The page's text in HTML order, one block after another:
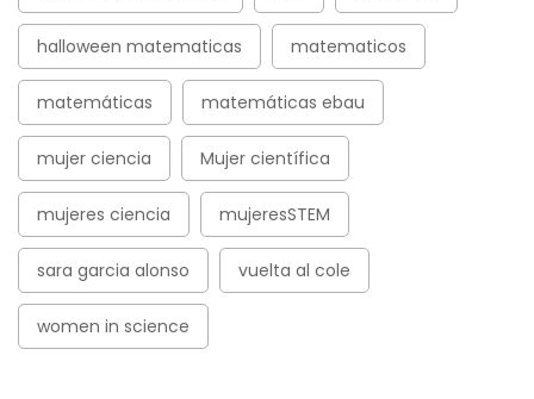
halloween matematicas matematicos
matemáticas matemáticas ebau
mujer ciencia Mujer científica
mujeres ciencia mujeresSTEM
sara garcia alonso vuelta al cole
women in science